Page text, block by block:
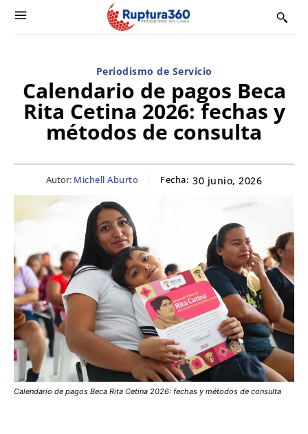
Periodismo de Servicio
Calendario de pagos Beca
Rita Cetina 2026: fechas y
métodos de consulta
Autor: Michell Aburto Fecha: 30 junio, 2026
Calendario de pagos Beca Rita Cetina 2026: fechas y métodos de consulta